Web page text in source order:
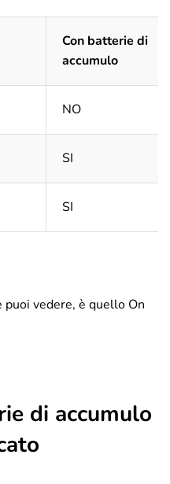
Con batterie di
accumulo
NO
SI
SI
puoi vedere, è quello On
di accumulo